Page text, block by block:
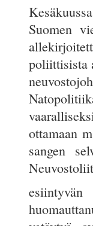
Suomen
poliittisista
ottamaan
sangen
esiintyvän